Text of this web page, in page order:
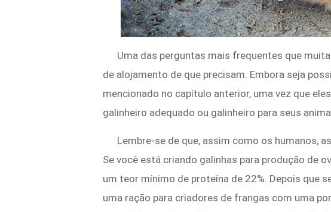
Uma das perguntas mais frequentes que
de alojamento de que precisam. Embora seja
mencionado no capítulo anterior, uma vez que
galinheiro adequado ou galinheiro para seus
Lembre-se de que, assim como os humanos,
Se você está criando galinhas para produção de
um teor mínimo de proteína de 22%. Depois que
uma ração para criadores de frangas com uma